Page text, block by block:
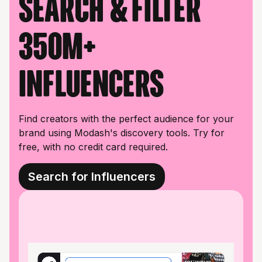
Search & filter
350M+
influencers
Find creators with the perfect audience for your
brand using Modash's discovery tools. Try for
free, with no credit card required.
Search for Influencers